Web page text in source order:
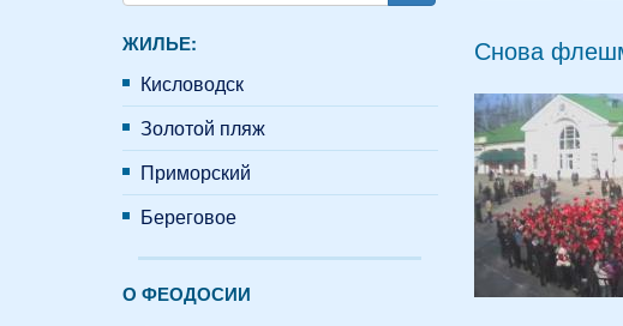
ЖИЛЬЕ:
Кисловодск
Золотой пляж
Приморский
Береговое
О ФЕОДОСИИ
Снова